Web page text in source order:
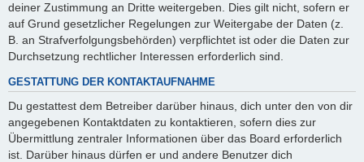
deiner Zustimmung an Dritte weitergeben. Dies gilt nicht, sofern er
auf Grund gesetzlicher Regelungen zur Weitergabe der Daten (z.
B. an Strafverfolgungsbehörden) verpflichtet ist oder die Daten zur
Durchsetzung rechtlicher Interessen erforderlich sind.
GESTATTUNG DER KONTAKTAUFNAHME
Du gestattest dem Betreiber darüber hinaus, dich unter den von dir
angegebenen Kontaktdaten zu kontaktieren, sofern dies zur
Übermittlung zentraler Informationen über das Board erforderlich
ist. Darüber hinaus dürfen er und andere Benutzer dich